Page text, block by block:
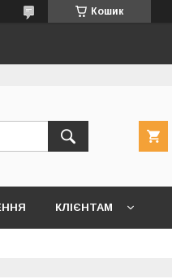
Кошик
КЛІЄНТАМ